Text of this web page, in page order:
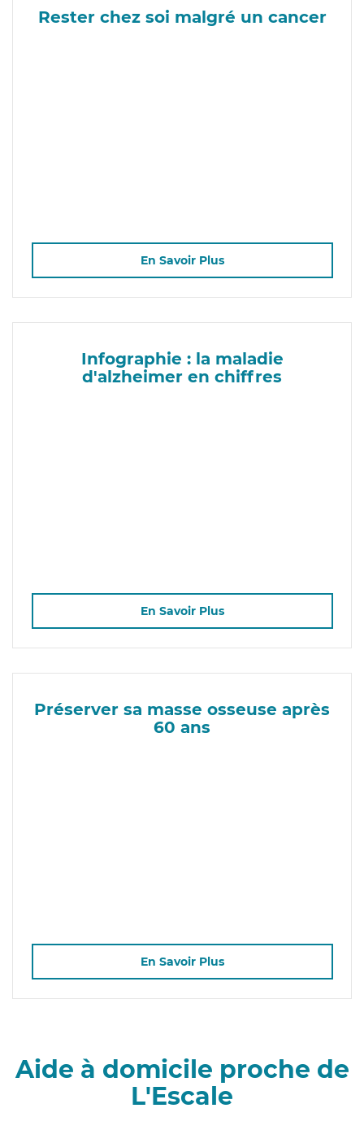
Rester chez soi malgré un cancer
En Savoir Plus
Infographie : la maladie
d'alzheimer en chiffres
En Savoir Plus
Préserver sa masse osseuse après
60 ans
En Savoir Plus
Aide à domicile proche de
L'Escale